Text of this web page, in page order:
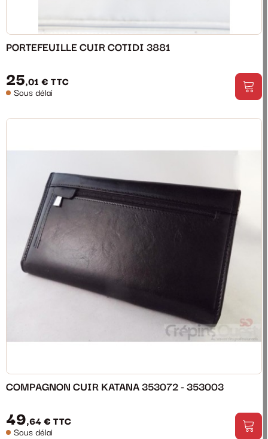
PORTEFEUILLE CUIR COTIDI 3881
25,01 € TTC
Sous délai
COMPAGNON CUIR KATANA 353072 - 353003
49,64 € TTC
Sous délai